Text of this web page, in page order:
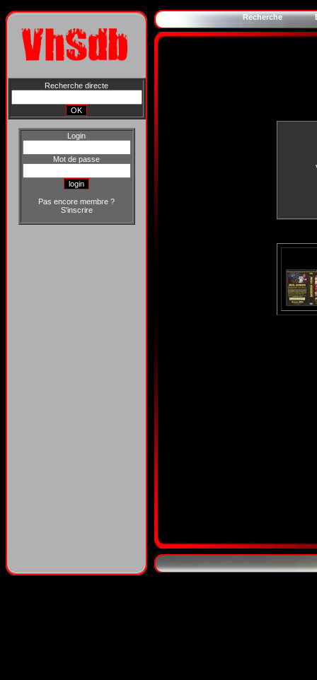
Recherche directe
Login
Mot de passe
Pas encore membre ?
S'inscrire
Recherche